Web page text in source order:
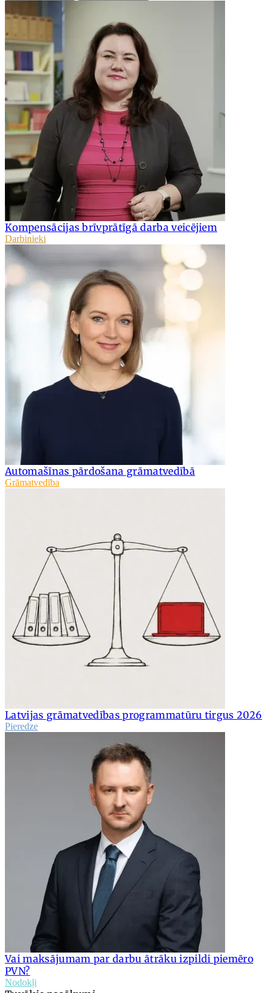
Kompensācijas brīvprātīgā darba veicējiem
Darbinieki
Automašīnas pārdošana grāmatvedībā
Grāmatvedība
Latvijas grāmatvedības programmatūru tirgus 2026
Pieredze
Vai maksājumam par darbu ātrāku izpildi piemēro
PVN?
Nodokļi